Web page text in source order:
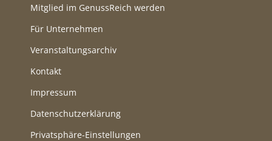
Mitglied im GenussReich werden
Für Unternehmen
Veranstaltungsarchiv
Kontakt
Impressum
Datenschutzerklärung
Privatsphäre-Einstellungen